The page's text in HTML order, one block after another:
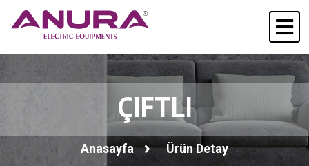
ÇIFTLI
Anasayfa Ürün Detay